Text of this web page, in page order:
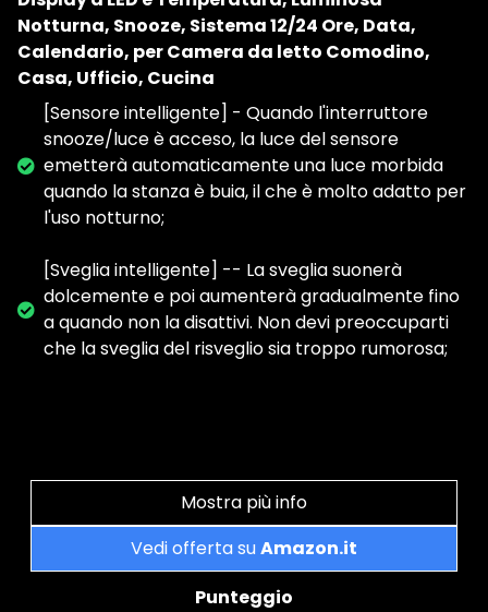
Notturna, Snooze, Sistema 12/24 Ore, Data,
Calendario, per Camera da letto Comodino,
Casa, Ufficio, Cucina
[Sensore intelligente] - Quando l'interruttore
snooze/luce è acceso, la luce del sensore
emetterà automaticamente una luce morbida
quando la stanza è buia, il che è molto adatto per
l'uso notturno;
[Sveglia intelligente] -- La sveglia suonerà
dolcemente e poi aumenterà gradualmente fino
a quando non la disattivi. Non devi preoccuparti
che la sveglia del risveglio sia troppo rumorosa;
Mostra più info
Vedi offerta suAmazon.it
Punteggio